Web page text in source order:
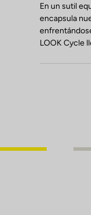
En un sutil
encapsula
LOOK Cycle